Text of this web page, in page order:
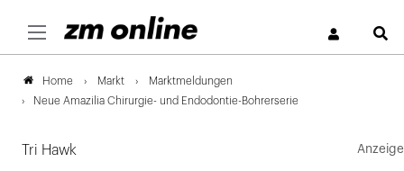
Home Markt
Marktmeldungen
Neue Amazilia Chirurgie- und Endodontie-Bohrerserie
Tri Hawk